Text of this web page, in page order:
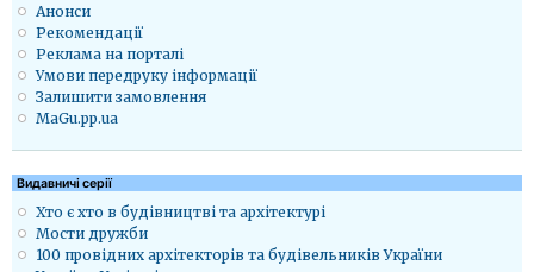
Анонси
Рекомендації
Реклама на порталі
Умови передруку інформації
Залишити замовлення
MaGu.pp.ua
Видавничі серії
Хто є хто в будівництві та архітектурі
Мости дружби
100 провідних архітекторів та будівельників України